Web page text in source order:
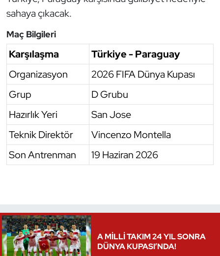
sahaya çıkacak.
Maç Bilgileri
Karşılaşma
Türkiye - Paraguay
Organizasyon
2026 FIFA Dünya Kupası
Grup
D Grubu
Hazırlık Yeri
San Jose
Teknik Direktör
Vincenzo Montella
Son Antrenman
19 Haziran 2026
A MİLLİ TAKIM 24 YIL SONRA
DÜNYA KUPASI’NDA!
Triatlon
Voleybol
Vücut Geliştirme Fitness
Wushu Kungfu
Yelken
Yüzme